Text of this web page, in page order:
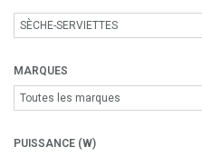
MARQUES
PUISSANCE (W)